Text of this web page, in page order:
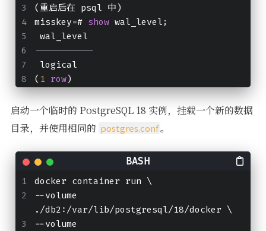
(重启后在 psql 中)
misskey=# show wal_level;
wal_level
-----------
logical
( 1 row)
启动一个临时的 PostgreSQL 18 实例，挂载一个新的数据
目录，并使用相同的 postgres.conf。
docker container run \
--volume
./db2:/var/lib/postgresql/18/docker \
--volume